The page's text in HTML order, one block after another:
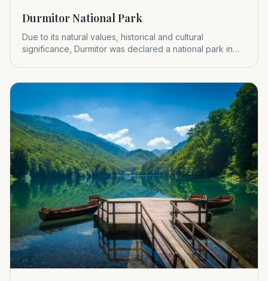
Durmitor National Park
Due to its natural values, historical and cultural
significance, Durmitor was declared a national park in